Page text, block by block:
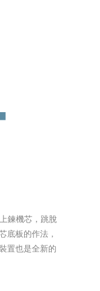
鍊機芯，跳脫
底板的作法，
置也是全新的